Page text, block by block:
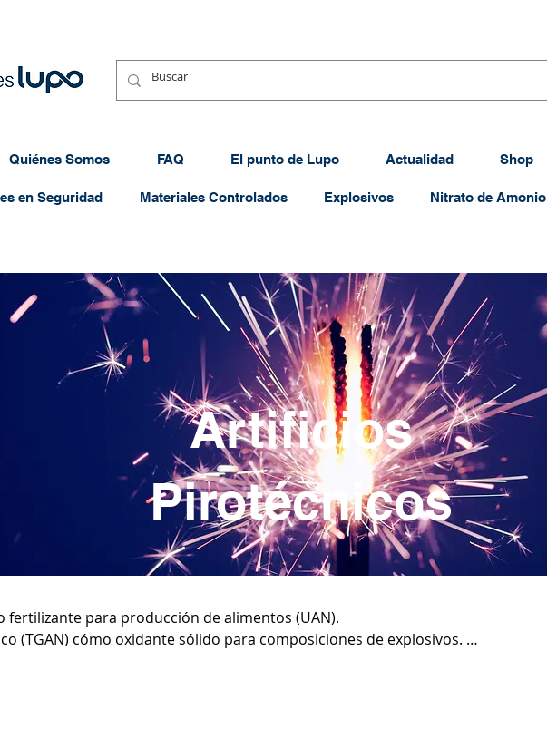
Quiénes Somos FAQ El punto de Lupo Actualidad Shop
en Seguridad Materiales Controlados Explosivos Nitrato de Amonio
Artificios
Pirotécnicos
fertilizante para producción de alimentos (UAN).
(TGAN) cómo oxidante sólido para composiciones de explosivos.